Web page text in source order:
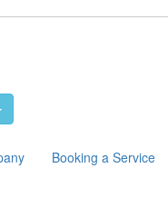
Booking a Service